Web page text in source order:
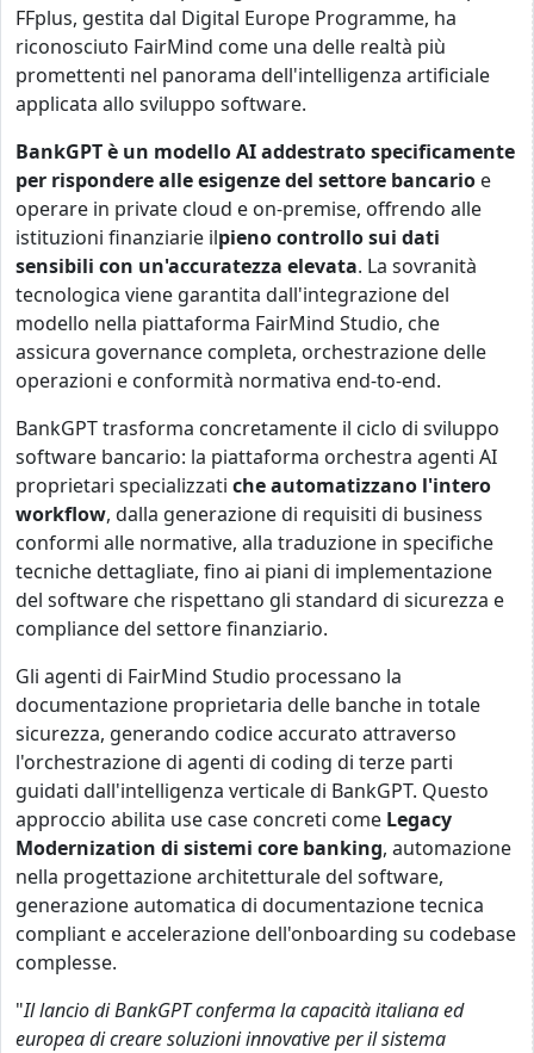
FFplus, gestita dal Digital Europe Programme, ha
riconosciuto FairMind come una delle realtà più
promettenti nel panorama dell'intelligenza artificiale
applicata allo sviluppo software.
BankGPT è un modello AI addestrato specificamente
per rispondere alle esigenze del settore bancario e
operare in private cloud e on-premise, offrendo alle
istituzioni finanziarie ilpieno controllo sui dati
sensibili con un'accuratezza elevata. La sovranità
tecnologica viene garantita dall'integrazione del
modello nella piattaforma FairMind Studio, che
assicura governance completa, orchestrazione delle
operazioni e conformità normativa end-to-end.
BankGPT trasforma concretamente il ciclo di sviluppo
software bancario: la piattaforma orchestra agenti AI
proprietari specializzati che automatizzano l'intero
workflow, dalla generazione di requisiti di business
conformi alle normative, alla traduzione in specifiche
tecniche dettagliate, fino ai piani di implementazione
del software che rispettano gli standard di sicurezza e
compliance del settore finanziario.
Gli agenti di FairMind Studio processano la
documentazione proprietaria delle banche in totale
sicurezza, generando codice accurato attraverso
l'orchestrazione di agenti di coding di terze parti
guidati dall'intelligenza verticale di BankGPT. Questo
approccio abilita use case concreti come Legacy
Modernization di sistemi core banking, automazione
nella progettazione architetturale del software,
generazione automatica di documentazione tecnica
compliant e accelerazione dell'onboarding su codebase
complesse.
"Il lancio di BankGPT conferma la capacità italiana ed
europea di creare soluzioni innovative per il sistema